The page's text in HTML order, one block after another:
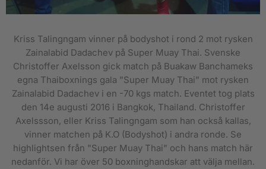
Kriss Talingngam vinner på bodyshot i rond 2 mot rysken
Zainalabid Dadachev på Super Muay Thai. Svenske
Christoffer Axelsson gick match på Buakaw Banchameks
egna Thaiboxnings gala ”Super Muay Thai” mot rysken
Zainalabid Dadachev i en -70 kgs match. Eventet tog plats
den 14e augusti 2016 i Bangkok, Thailand. Christoffer
Axelssson, eller Kriss Talingngam som han också kallas,
vinner matchen på K.O (Bodyshot) i andra ronde. Se
highlightsen från "Super Muay Thai" och hans match här
nedanför. Vi har över 50 boxninghandskar att välja mellan.